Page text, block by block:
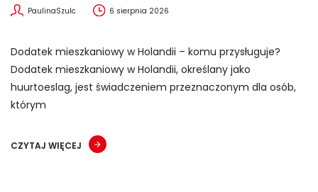
PaulinaSzulc 6 sierpnia 2026
Dodatek mieszkaniowy w Holandii – komu przysługuje?
Dodatek mieszkaniowy w Holandii, określany jako
huurtoeslag, jest świadczeniem przeznaczonym dla osób,
którym
CZYTAJ WIĘCEJ